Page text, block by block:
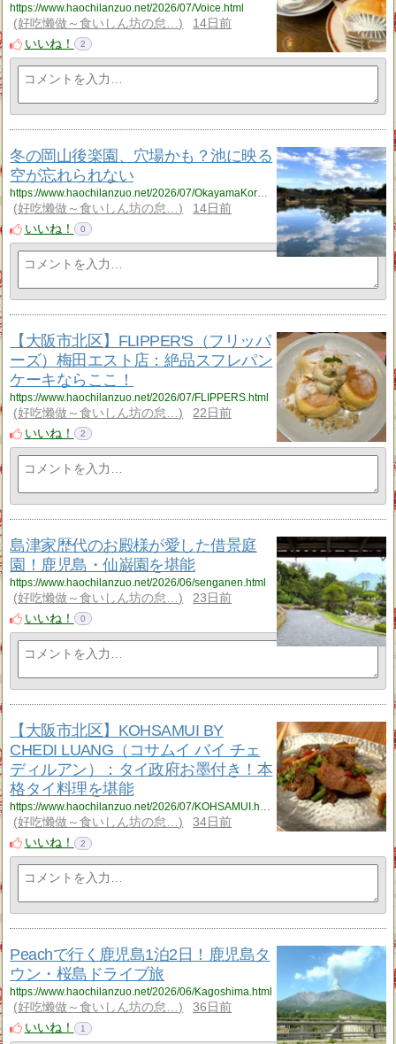
https://www.haochilanzuo.net/2026/07/Voice.html
好吃懒做～食いしん坊の怠…
14日前
いいね！
2
冬の岡山後楽園、穴場かも？池に映る
空が忘れられない
好吃懒做～食いしん坊の怠…
14日前
いいね！
0
【大阪市北区】FLIPPER'S（フリッパ
ーズ）梅田エスト店：絶品スフレパン
ケーキならここ！
https://www.haochilanzuo.net/2026/07/FLIPPERS.html
好吃懒做～食いしん坊の怠…
22日前
いいね！
2
島津家歴代のお殿様が愛した借景庭
園！鹿児島・仙巌園を堪能
https://www.haochilanzuo.net/2026/06/senganen.html
好吃懒做～食いしん坊の怠…
23日前
いいね！
0
【大阪市北区】KOHSAMUI BY
CHEDI LUANG（コサムイ バイ チェ
ディルアン）：タイ政府お墨付き！本
格タイ料理を堪能
https://www.haochilanzuo.net/2026/07/KOHSAMUI.html
好吃懒做～食いしん坊の怠…
34日前
いいね！
2
Peachで行く鹿児島1泊2日！鹿児島タ
ウン・桜島ドライブ旅
https://www.haochilanzuo.net/2026/06/Kagoshima.html
好吃懒做～食いしん坊の怠…
36日前
いいね！
1